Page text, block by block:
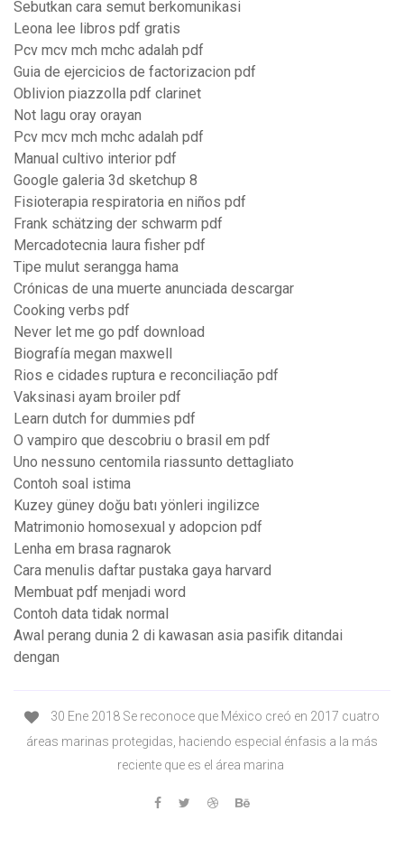
Sebutkan cara semut berkomunikasi
Leona lee libros pdf gratis
Pcv mcv mch mchc adalah pdf
Guia de ejercicios de factorizacion pdf
Oblivion piazzolla pdf clarinet
Not lagu oray orayan
Pcv mcv mch mchc adalah pdf
Manual cultivo interior pdf
Google galeria 3d sketchup 8
Fisioterapia respiratoria en niños pdf
Frank schätzing der schwarm pdf
Mercadotecnia laura fisher pdf
Tipe mulut serangga hama
Crónicas de una muerte anunciada descargar
Cooking verbs pdf
Never let me go pdf download
Biografía megan maxwell
Rios e cidades ruptura e reconciliação pdf
Vaksinasi ayam broiler pdf
Learn dutch for dummies pdf
O vampiro que descobriu o brasil em pdf
Uno nessuno centomila riassunto dettagliato
Contoh soal istima
Kuzey güney doğu batı yönleri ingilizce
Matrimonio homosexual y adopcion pdf
Lenha em brasa ragnarok
Cara menulis daftar pustaka gaya harvard
Membuat pdf menjadi word
Contoh data tidak normal
Awal perang dunia 2 di kawasan asia pasifik ditandai
dengan
30 Ene 2018 Se reconoce que México creó en 2017 cuatro
áreas marinas protegidas, haciendo especial énfasis a la más
reciente que es el área marina